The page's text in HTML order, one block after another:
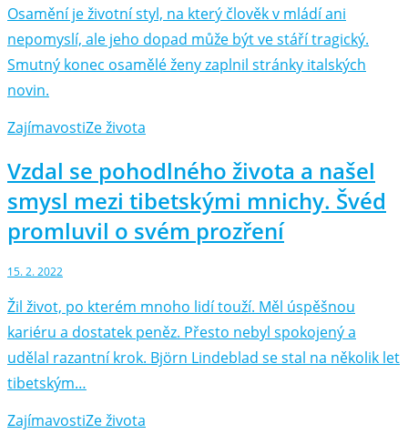
Osamění je životní styl, na který člověk v mládí ani
nepomyslí, ale jeho dopad může být ve stáří tragický.
Smutný konec osamělé ženy zaplnil stránky italských
novin.
ZajímavostiZe života
Vzdal se pohodlného života a našel
smysl mezi tibetskými mnichy. Švéd
promluvil o svém prozření
15. 2. 2022
Žil život, po kterém mnoho lidí touží. Měl úspěšnou
kariéru a dostatek peněz. Přesto nebyl spokojený a
udělal razantní krok. Björn Lindeblad se stal na několik let
tibetským…
ZajímavostiZe života